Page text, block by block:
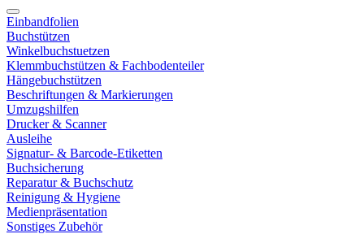
Einbandfolien
Buchstützen
Winkelbuchstuetzen
Klemmbuchstützen & Fachbodenteiler
Hängebuchstützen
Beschriftungen & Markierungen
Umzugshilfen
Drucker & Scanner
Ausleihe
Signatur- & Barcode-Etiketten
Buchsicherung
Reparatur & Buchschutz
Reinigung & Hygiene
Medienpräsentation
Sonstiges Zubehör